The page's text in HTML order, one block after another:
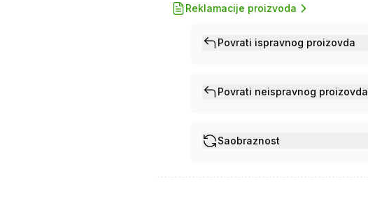
Reklamacije proizvoda
Povrati ispravnog proizovda
Povrati neispravnog proizovda
Saobraznost